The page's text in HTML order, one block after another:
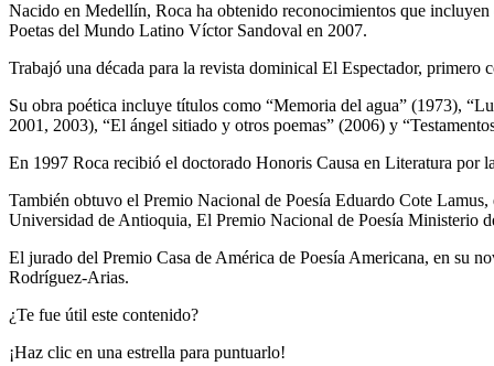
Nacido en Medellín, Roca ha obtenido reconocimientos que
Poetas del Mundo Latino Víctor Sandoval en 2007.
Trabajó una década para la revista dominical El Espectador, primero
Su obra poética incluye títulos como “Memoria del agua” (1973),
2001, 2003), “El ángel sitiado y otros poemas” (2006) y
En 1997 Roca recibió el doctorado Honoris Causa en Literatura por
También obtuvo el Premio Nacional de Poesía Eduardo Cote
Universidad de Antioquia, El Premio Nacional de Poesía Ministerio
El jurado del Premio Casa de América de Poesía Americana, en su
Rodríguez-Arias.
¿Te fue útil este contenido?
¡Haz clic en una estrella para puntuarlo!